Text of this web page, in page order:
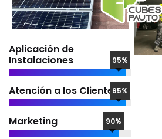
Aplicación de
Instalaciones
95%
Atención a los Clientes95%
Marketing 90%